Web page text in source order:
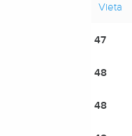
Vieta
47
48
48